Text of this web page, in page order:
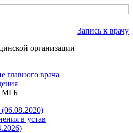
Запись к врачу
организации
главного врача
МГБ
(06.08.2020)
в устав